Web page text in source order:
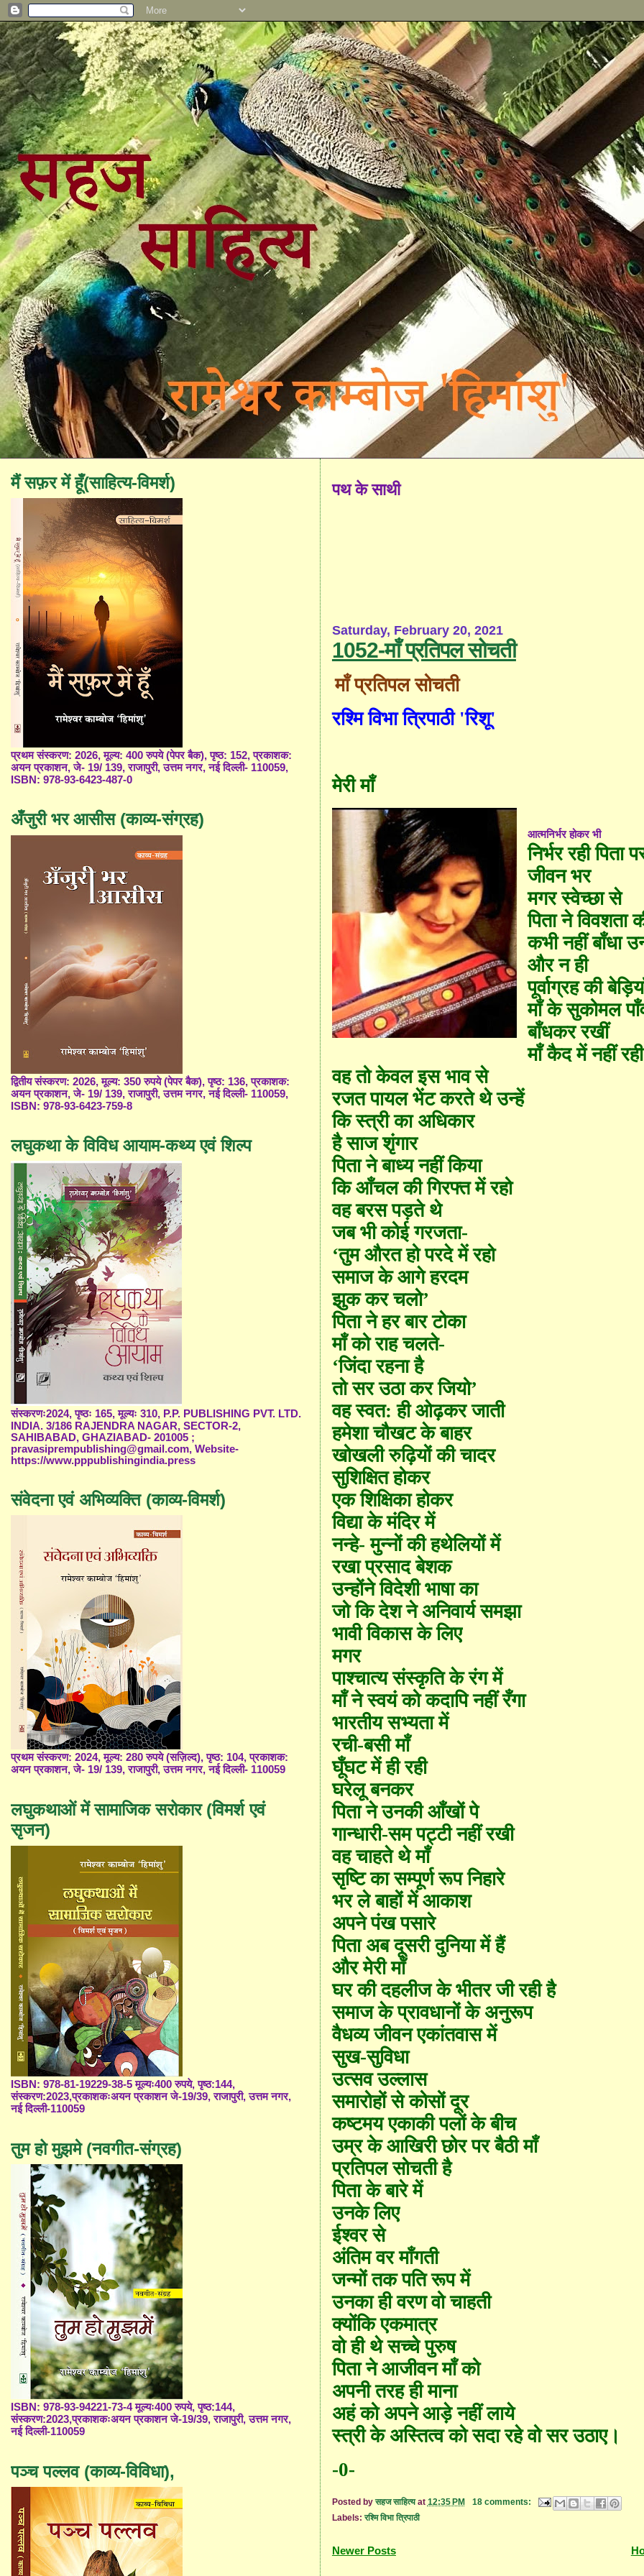
पथ के साथी
Saturday, February 20, 2021
1052-माँ प्रतिपल सोचती
माँ प्रतिपल सोचती
रश्मि विभा त्रिपाठी'रिशू'
मेरी माँ
आत्मनिर्भर होकर भी
निर्भर रही पिता
जीवन भर
मगर स्वेच्छा से
पिता ने विवशता
कभी नहीं बाँधा
और न ही
पूर्वाग्रह की
माँ के सुकोमल
बाँधकर रखीं
माँ कैद में नहीं रही
वह तो केवल इस भाव से
रजत पायल भेंट करते थे उन्हें
कि स्त्री का अधिकार
है साज शृंगार
पिता ने बाध्य नहीं किया
कि आँचल की गिरफ्त में रहो
वह बरस पड़ते थे
जब भी कोई गरजता-
‘तुम औरत हो परदे में रहो
समाज के आगे हरदम
झुक कर चलो’
पिता ने हर बार टोका
माँ को राह चलते-
‘जिंदा रहना है
तो सर उठा कर जियो’
वह स्वत: ही ओढ़कर जाती
हमेशा चौखट के बाहर
खोखली रुढ़ियों की चादर
सुशिक्षित होकर
एक शिक्षिका होकर
विद्या के मंदिर में
नन्हे- मुन्नों की हथेलियों में
रखा प्रसाद बेशक
उन्होंने विदेशी भाषा का
जो कि देश ने अनिवार्य समझा
भावी विकास के लिए
मगर
पाश्चात्य संस्कृति के रंग में
माँ ने स्वयं को कदापि नहींरँगा
भारतीय सभ्यता में
रची-बसी माँ
घूँघट में ही रही
घरेलू बनकर
पिता ने उनकी आँखों पे
गान्धारी-सम पट्टी नहीं रखी
वह चाहते थे माँ
सृष्टि का सम्पूर्ण रूप निहारे
भर ले बाहों में आकाश
अपने पंख पसारे
पिता अब दूसरी दुनिया में हैं
और मेरी माँ
घर की दहलीज के भीतर जी रही है
समाज के प्रावधानों के अनुरूप
वैधव्य जीवन एकांतवास में
सुख-सुविधा
उत्सव उल्लास
समारोहों से कोसों दूर
कष्टमय एकाकी पलों के बीच
उम्र के आखिरी छोर पर बैठी माँ
प्रतिपल सोचती है
पिता के बारे में
उनके लिए
ईश्वर से
अंतिम वर माँगती
जन्मों तक पति रूप में
उनका ही वरण वो चाहती
क्योंकि एकमात्र
वो ही थे सच्चे पुरुष
पिता ने आजीवन माँ को
अपनी तरह ही माना
अहंको अपने आड़े नहीं लाये
स्त्री के अस्तित्व को सदा रहे वो सर उठाए।
-0-
Posted byसहज साहित्य at 12:35 PM
18 comments:
Labels:रश्मि विभा त्रिपाठी
Newer Posts
मैं सफ़र में हूँ(साहित्य-विमर्श)
प्रथम संस्करण: 2026, मूल्य: 400 रुपये (पेपर बैक), पृष्ठ: 152, प्रकाशक:
अयन प्रकाशन, जे- 19/ 139, राजापुरी, उत्तम नगर, नई दिल्ली- 110059,
ISBN: 978-93-6423-487-0
अँजुरी भर आसीस (काव्य-संग्रह)
द्वितीय संस्करण: 2026, मूल्य: 350 रुपये (पेपर बैक), पृष्ठ: 136, प्रकाशक:
अयन प्रकाशन, जे- 19/ 139, राजापुरी, उत्तम नगर, नई दिल्ली- 110059,
ISBN: 978-93-6423-759-8
लघुकथा के विविध आयाम-कथ्य एवं शिल्प
संस्करणः2024, पृष्ठः 165, मूल्यः 310, P.P. PUBLISHING PVT. LTD.
INDIA. 3/186 RAJENDRA NAGAR, SECTOR-2,
SAHIBABAD, GHAZIABAD- 201005 ;
pravasiprempublishing@gmail.com, Website-
https://www.pppublishingindia.press
संवेदना एवं अभिव्यक्ति (काव्य-विमर्श)
प्रथम संस्करण: 2024, मूल्य: 280 रुपये (सज़िल्द), पृष्ठ: 104, प्रकाशक:
अयन प्रकाशन, जे- 19/ 139, राजापुरी, उत्तम नगर, नई दिल्ली- 110059
लघुकथाओं में सामाजिक सरोकार (विमर्श एवं
सृजन)
ISBN: 978-81-19229-38-5 मूल्यः400 रुपये, पृष्ठ:144,
संस्करण:2023,प्रकाशकःअयन प्रकाशन जे-19/39, राजापुरी, उत्तम नगर,
नई दिल्ली-110059
तुम हो मुझमे (नवगीत-संग्रह)
ISBN: 978-93-94221-73-4 मूल्यः400 रुपये, पृष्ठ:144,
संस्करण:2023,प्रकाशकःअयन प्रकाशन जे-19/39, राजापुरी, उत्तम नगर,
नई दिल्ली-110059
पञ्च पल्लव (काव्य-विविधा),